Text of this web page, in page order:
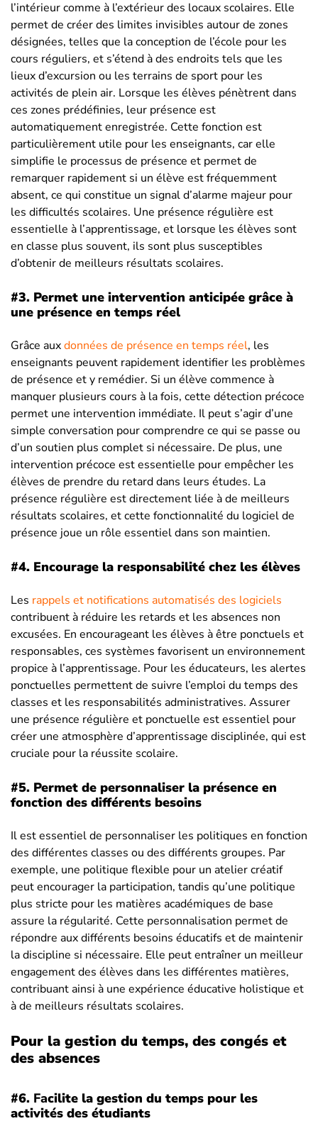
l’intérieur comme à l’extérieur des locaux scolaires. Elle
permet de créer des limites invisibles autour de zones
désignées, telles que la conception de l’école pour les
cours réguliers, et s’étend à des endroits tels que les
lieux d’excursion ou les terrains de sport pour les
activités de plein air. Lorsque les élèves pénètrent dans
ces zones prédéfinies, leur présence est
automatiquement enregistrée. Cette fonction est
particulièrement utile pour les enseignants, car elle
simplifie le processus de présence et permet de
remarquer rapidement si un élève est fréquemment
absent, ce qui constitue un signal d’alarme majeur pour
les difficultés scolaires. Une présence régulière est
essentielle à l’apprentissage, et lorsque les élèves sont
en classe plus souvent, ils sont plus susceptibles
d’obtenir de meilleurs résultats scolaires.
#3. Permet une intervention anticipée grâce à
une présence en temps réel
Grâce auxdonnées de présence en temps réel, les
enseignants peuvent rapidement identifier les problèmes
de présence et y remédier. Si un élève commence à
manquer plusieurs cours à la fois, cette détection précoce
permet une intervention immédiate. Il peut s’agir d’une
simple conversation pour comprendre ce qui se passe ou
d’un soutien plus complet si nécessaire. De plus, une
intervention précoce est essentielle pour empêcher les
élèves de prendre du retard dans leurs études. La
présence régulière est directement liée à de meilleurs
résultats scolaires, et cette fonctionnalité du logiciel de
présence joue un rôle essentiel dans son maintien.
#4. Encourage la responsabilité chez les élèves
Les rappels et notifications automatisés des logiciels
contribuent à réduire les retards et les absences non
excusées. En encourageant les élèves à être ponctuels et
responsables, ces systèmes favorisent un environnement
propice à l’apprentissage. Pour les éducateurs, les alertes
ponctuelles permettent de suivre l’emploi du temps des
classes et les responsabilités administratives. Assurer
une présence régulière et ponctuelle est essentiel pour
créer une atmosphère d’apprentissage disciplinée, qui est
cruciale pour la réussite scolaire.
#5. Permet de personnaliser la présence en
fonction des différents besoins
Il est essentiel de personnaliser les politiques en fonction
des différentes classes ou des différents groupes. Par
exemple, une politique flexible pour un atelier créatif
peut encourager la participation, tandis qu’une politique
plus stricte pour les matières académiques de base
assure la régularité. Cette personnalisation permet de
répondre aux différents besoins éducatifs et de maintenir
la discipline si nécessaire. Elle peut entraîner un meilleur
engagement des élèves dans les différentes matières,
contribuant ainsi à une expérience éducative holistique et
à de meilleurs résultats scolaires.
Pour la gestion du temps, des congés et
des absences
#6. Facilite la gestion du temps pour les
activités des étudiants